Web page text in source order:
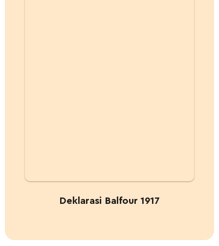
Deklarasi Balfour 1917